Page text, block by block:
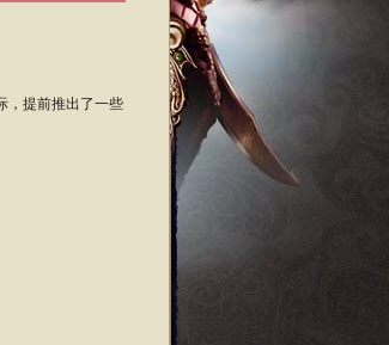
，提前推出了一些